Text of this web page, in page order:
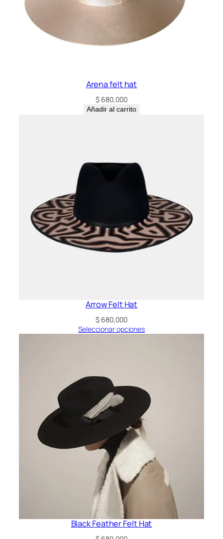
Arena felt hat
$ 680,000
Añadir al carrito
Arrow Felt Hat
$ 680,000
Seleccionar opciones
Black Feather Felt Hat